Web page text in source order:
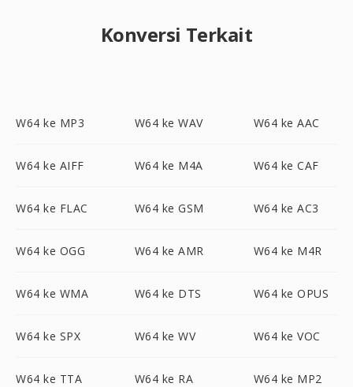
Konversi Terkait
W64 ke MP3 W64 ke WAV W64 ke AAC
W64 ke AIFF W64 ke M4A W64 ke CAF
W64 ke FLAC W64 ke GSM W64 ke AC3
W64 ke OGG W64 ke AMR W64 ke M4R
W64 ke WMA W64 ke DTS W64 ke OPUS
W64 ke SPX W64 ke WV W64 ke VOC
W64 ke TTA W64 ke RA W64 ke MP2